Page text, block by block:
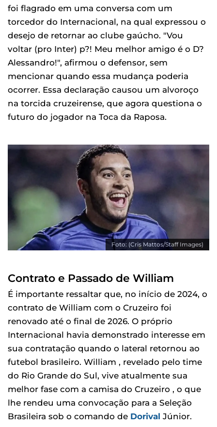
foi flagrado em uma conversa com um
torcedor do Internacional, na qual expressou o
desejo de retornar ao clube gaúcho. "Vou
voltar (pro Inter) p?! Meu melhor amigo é o D?
Alessandro!", afirmou o defensor, sem
mencionar quando essa mudança poderia
ocorrer. Essa declaração causou um alvoroço
na torcida cruzeirense, que agora questiona o
futuro do jogador na Toca da Raposa.
Foto: (Cris Mattos/Staff Images)
Contrato e Passado de William
É importante ressaltar que, no início de 2024, o
contrato de William com o Cruzeiro foi
renovado até o final de 2026. O próprio
Internacional havia demonstrado interesse em
sua contratação quando o lateral retornou ao
futebol brasileiro. William , revelado pelo time
do Rio Grande do Sul, vive atualmente sua
melhor fase com a camisa do Cruzeiro , o que
lhe rendeu uma convocação para a Seleção
Brasileira sob o comando de Dorival Júnior.